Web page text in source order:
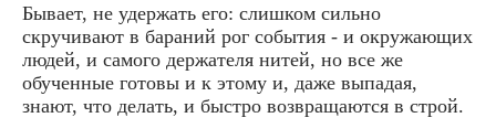
Бывает, не удержать его: слишком сильно
скручивают в бараний рог события - и окружающих
людей, и самого держателя нитей, но все же
обученные готовы и к этому и, даже выпадая,
знают, что делать, и быстро возвращаются в строй.